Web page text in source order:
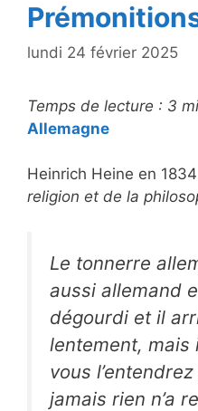
lundi 24 février 2025
Temps de lecture : 3
Allemagne
Heinrich Heine en
religion et de la
Le tonnerre
aussi allemand
dégourdi et il
lentement, mais
vous
jamais rien n’a